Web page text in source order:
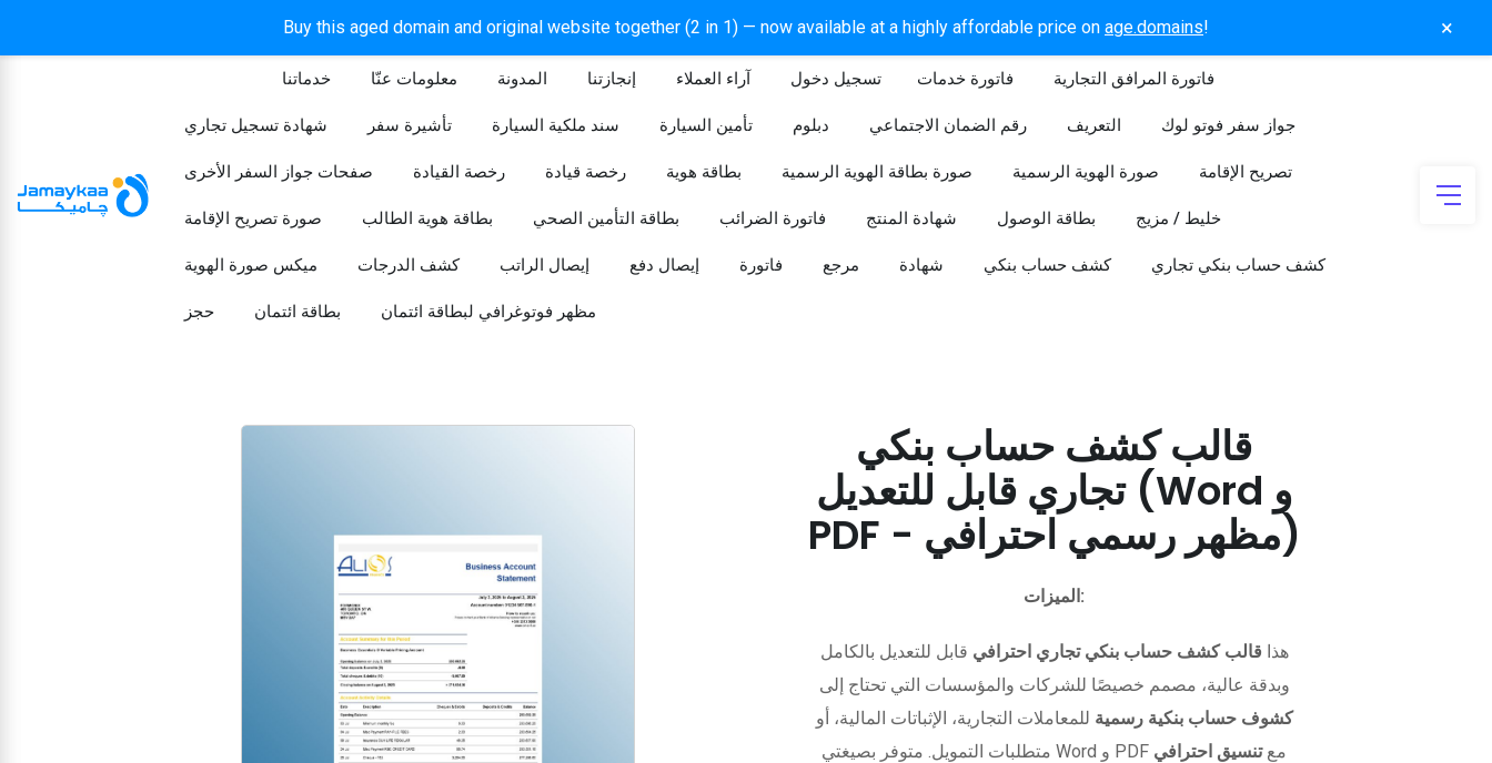
Buy this aged domain and original website together (2 in 1) — now available at a highly affordable price on age.domains! ×
خدماتنا معلومات عنّا المدونة إنجازتنا آراء العملاء تسجيل دخول​ فاتورة خدمات فاتورة المرافق التجارية
شهادة تسجيل تجاري تأشيرة سفر سند ملكية السيارة تأمين السيارة دبلوم رقم الضمان الاجتماعي التعريف جواز سفر فوتو لوك
صفحات جواز السفر الأخرى رخصة القيادة رخصة قيادة بطاقة هوية صورة بطاقة الهوية الرسمية صورة الهوية الرسمية تصريح الإقامة
صورة تصريح الإقامة بطاقة هوية الطالب بطاقة التأمين الصحي فاتورة الضرائب شهادة المنتج بطاقة الوصول خليط / مزيج
ميكس صورة الهوية كشف الدرجات إيصال الراتب إيصال دفع فاتورة مرجع شهادة كشف حساب بنكي كشف حساب بنكي تجاري
حجز بطاقة ائتمان مظهر فوتوغرافي لبطاقة ائتمان
قالب كشف حساب بنكي
تجاري قابل للتعديل (Word و
PDF - مظهر رسمي احترافي)
الميزات:
هذا قالب كشف حساب بنكي تجاري احترافي قابل للتعديل بالكامل
وبدقة عالية، مصمم خصيصًا للشركات والمؤسسات التي تحتاج إلى
كشوف حساب بنكية رسمية للمعاملات التجارية، الإثباتات المالية، أو
متطلبات التمويل. متوفر بصيغتي Word و PDF معتنسيق احترافي